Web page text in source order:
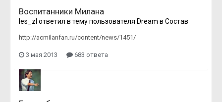
Воспитанники Милана
les_zl ответил в тему пользователя Dream в Состав
http://acmilanfan.ru/content/news/1451/
3 мая 2013 683 ответа